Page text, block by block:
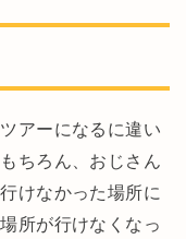
アーになるに違い
ちろん、おじさん
けなかった場所に
所が行けなくなっ